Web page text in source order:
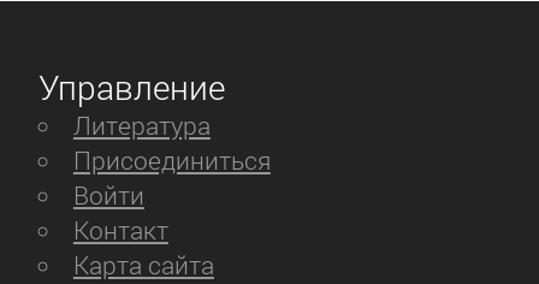
Управление
Литература
Присоединиться
Войти
Контакт
Карта сайта